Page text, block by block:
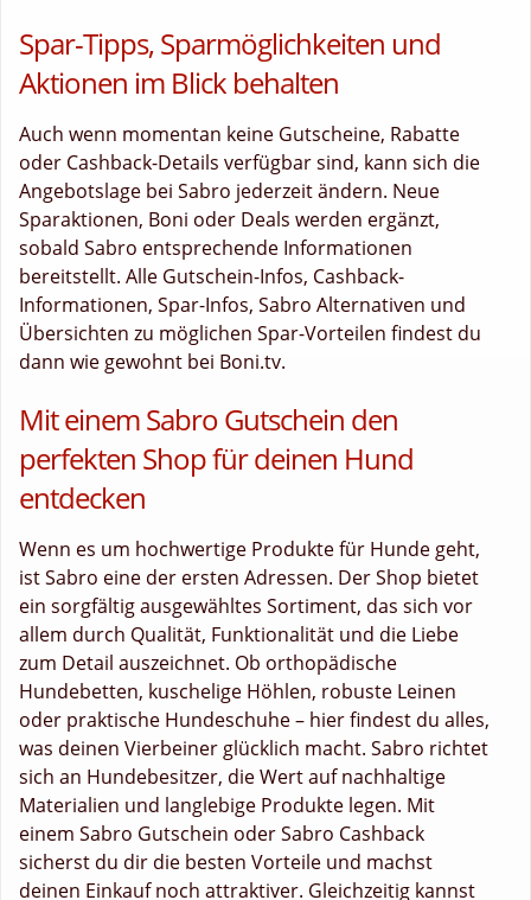
Spar-Tipps, Sparmöglichkeiten und
Aktionen im Blick behalten
Auch wenn momentan keine Gutscheine, Rabatte
oder Cashback-Details verfügbar sind, kann sich die
Angebotslage bei Sabro jederzeit ändern. Neue
Sparaktionen, Boni oder Deals werden ergänzt,
sobald Sabro entsprechende Informationen
bereitstellt. Alle Gutschein-Infos, Cashback-
Informationen, Spar-Infos, Sabro Alternativen und
Übersichten zu möglichen Spar-Vorteilen findest du
dann wie gewohnt bei Boni.tv.
Mit einem Sabro Gutschein den
perfekten Shop für deinen Hund
entdecken
Wenn es um hochwertige Produkte für Hunde geht,
ist Sabro eine der ersten Adressen. Der Shop bietet
ein sorgfältig ausgewähltes Sortiment, das sich vor
allem durch Qualität, Funktionalität und die Liebe
zum Detail auszeichnet. Ob orthopädische
Hundebetten, kuschelige Höhlen, robuste Leinen
oder praktische Hundeschuhe – hier findest du alles,
was deinen Vierbeiner glücklich macht. Sabro richtet
sich an Hundebesitzer, die Wert auf nachhaltige
Materialien und langlebige Produkte legen. Mit
einem Sabro Gutschein oder Sabro Cashback
sicherst du dir die besten Vorteile und machst
deinen Einkauf noch attraktiver. Gleichzeitig kannst